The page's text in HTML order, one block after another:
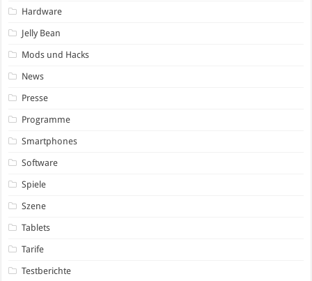
Hardware
Jelly Bean
Mods und Hacks
News
Presse
Programme
Smartphones
Software
Spiele
Szene
Tablets
Tarife
Testberichte